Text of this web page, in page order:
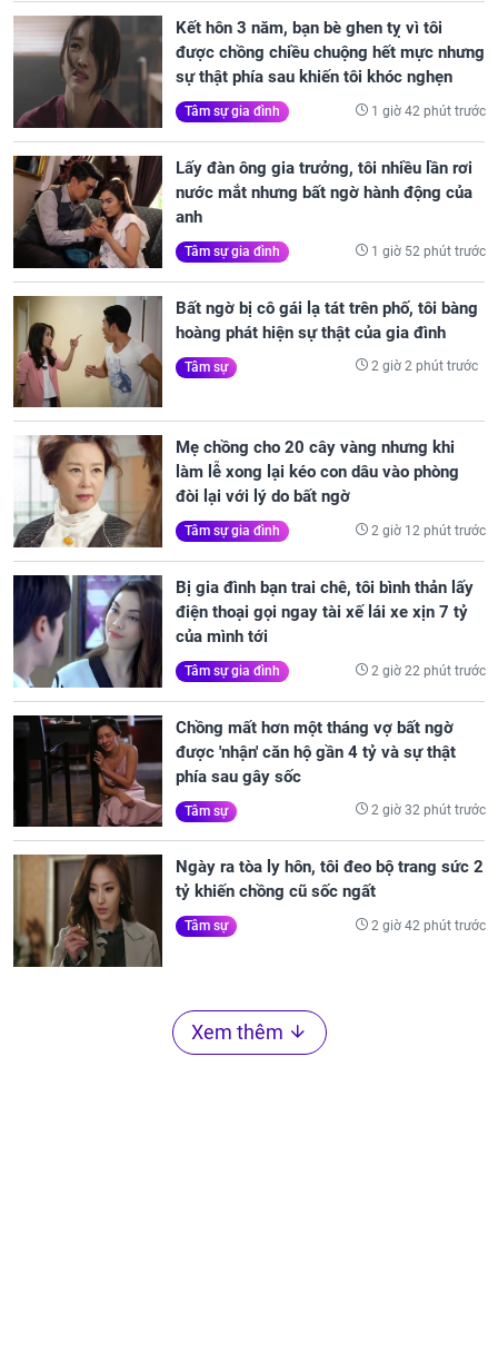
Kết hôn 3 năm, bạn bè ghen tỵ vì tôi
được chồng chiều chuộng hết mực nhưng
sự thật phía sau khiến tôi khóc nghẹn
Tâm sự gia đình 1 giờ 42 phút trước
Lấy đàn ông gia trưởng, tôi nhiều lần rơi
nước mắt nhưng bất ngờ hành động của
anh
Tâm sự gia đình 1 giờ 52 phút trước
Bất ngờ bị cô gái lạ tát trên phố, tôi bàng
hoàng phát hiện sự thật của gia đình
Tâm sự 2 giờ 2 phút trước
Mẹ chồng cho 20 cây vàng nhưng khi
làm lễ xong lại kéo con dâu vào phòng
đòi lại với lý do bất ngờ
Tâm sự gia đình 2 giờ 12 phút trước
Bị gia đình bạn trai chê, tôi bình thản lấy
điện thoại gọi ngay tài xế lái xe xịn 7 tỷ
của mình tới
Tâm sự gia đình 2 giờ 22 phút trước
Chồng mất hơn một tháng vợ bất ngờ
được 'nhận' căn hộ gần 4 tỷ và sự thật
phía sau gây sốc
Tâm sự 2 giờ 32 phút trước
Ngày ra tòa ly hôn, tôi đeo bộ trang sức 2
tỷ khiến chồng cũ sốc ngất
Tâm sự 2 giờ 42 phút trước
Xem thêm